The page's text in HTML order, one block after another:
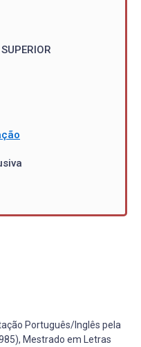
Português/Inglês pela
Mestrado em Letras